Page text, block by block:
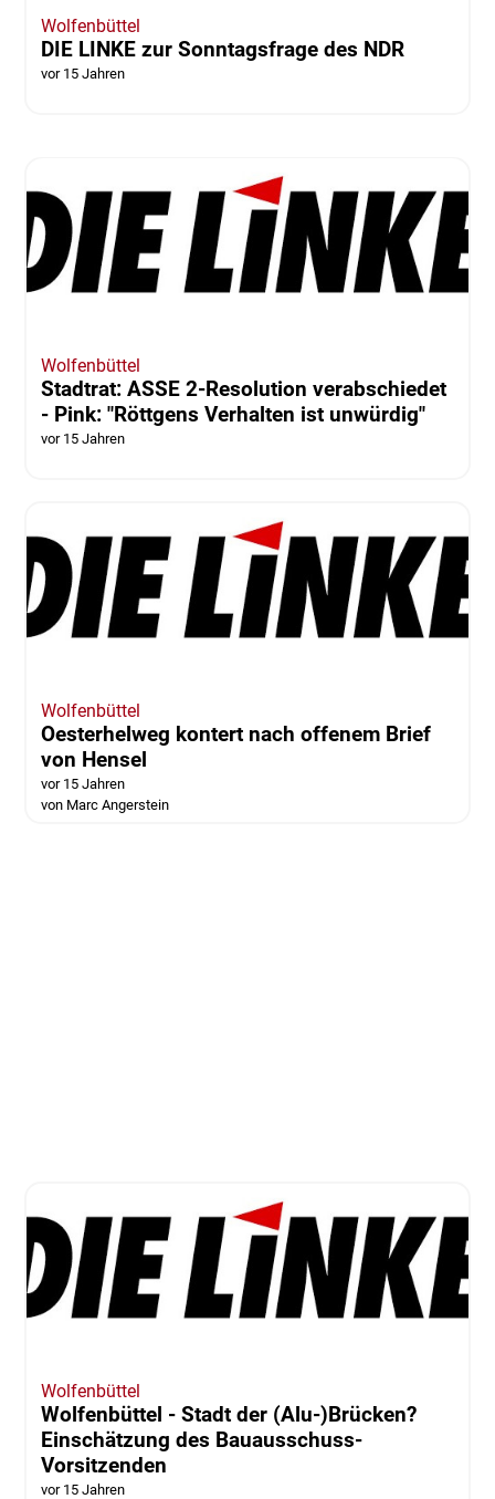
Wolfenbüttel
DIE LINKE zur Sonntagsfrage des NDR
vor 15 Jahren
Wolfenbüttel
Stadtrat: ASSE 2-Resolution verabschiedet
- Pink: "Röttgens Verhalten ist unwürdig"
vor 15 Jahren
Wolfenbüttel
Oesterhelweg kontert nach offenem Brief
von Hensel
vor 15 Jahren
von Marc Angerstein
Wolfenbüttel
Wolfenbüttel - Stadt der (Alu-)Brücken?
Einschätzung des Bauausschuss-
Vorsitzenden
vor 15 Jahren